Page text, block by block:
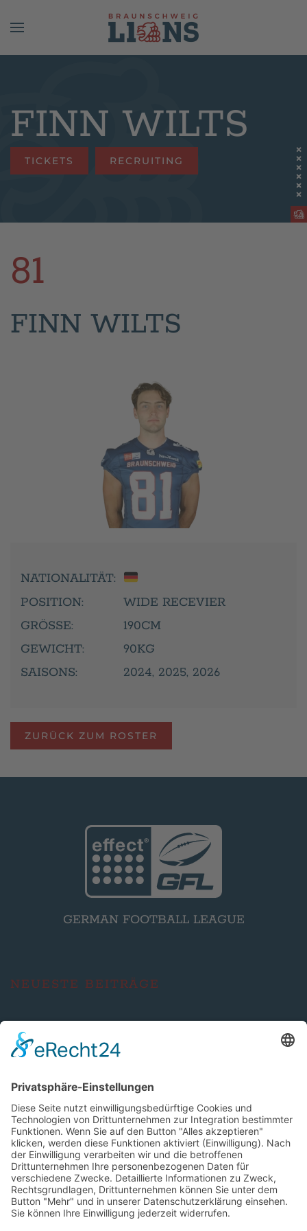
Skip to main content
FINN WILTS
TICKETS RECRUITING
81
FINN WILTS
NATIONALITÄT:
POSITION:
WIDE RECEVIER
GRÖSSE:
190CM
GEWICHT:
90KG
SAISONS:
2024, 2025, 2026
ZURÜCK ZUM ROSTER
GERMAN FOOTBALL LEAGUE
NEUESTE BEITRÄGE
Braunschweig Lions kassieren bittere Niederlage
in Hildesheim
Lions reisen zum Derby nach Hildesheim
Braunschweig Lions unterliegen den Berlin Rebels
denkbar knapp
SOCIAL